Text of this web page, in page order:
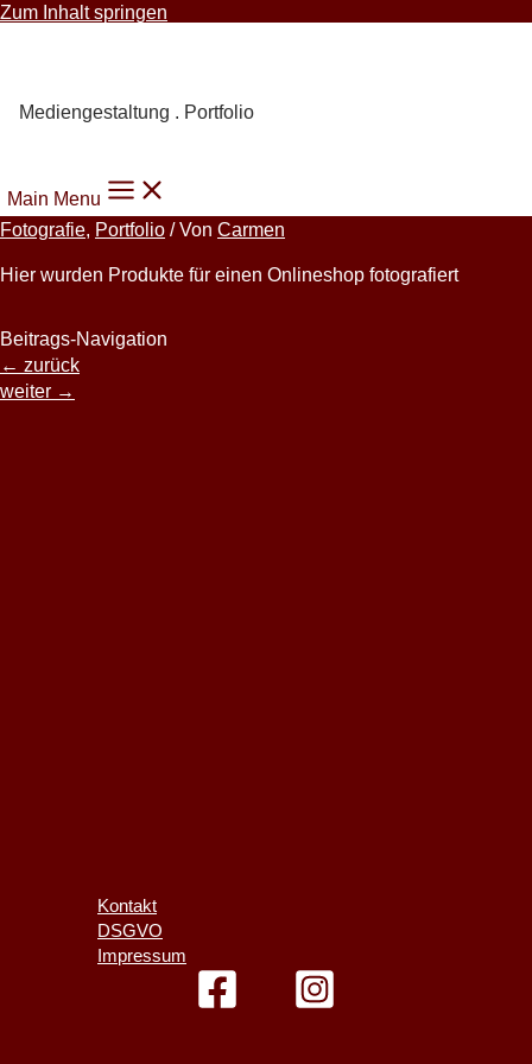
Zum Inhalt springen
Mediengestaltung . Portfolio
Main Menu
Fotografie, Portfolio / Von Carmen
Hier wurden Produkte für einen Onlineshop fotografiert
Beitrags-Navigation
← zurück
weiter →
Kontakt
DSGVO
Impressum